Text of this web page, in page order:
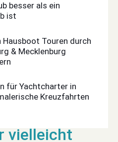
besser als ein
ist
Hausboot Touren durch
& Mecklenburg
für Yachtcharter in
Kreuzfahrten